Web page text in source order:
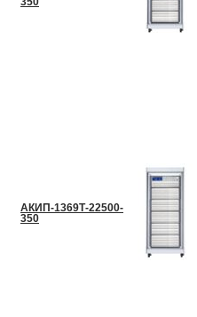
АКИП-1369Т-22500-
350